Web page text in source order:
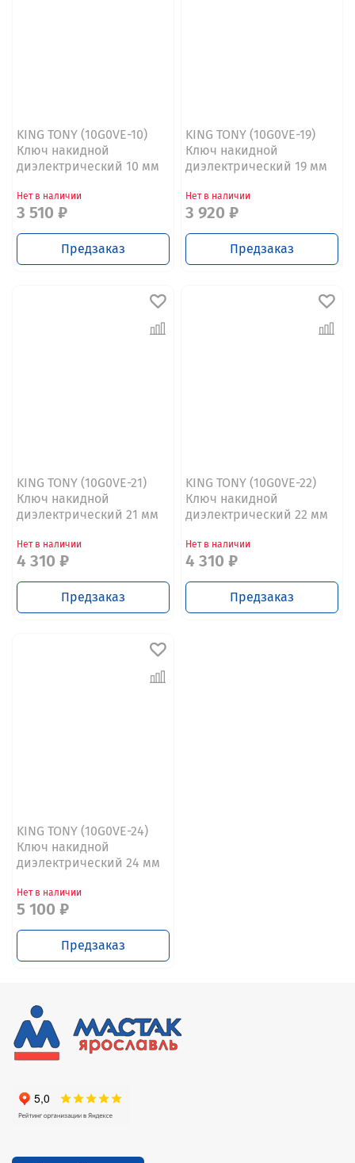
KING TONY (10G0VE-10)
Ключ накидной
диэлектрический 10 мм
Нет в наличии
3 510 ₽
Предзаказ
KING TONY (10G0VE-19)
Ключ накидной
диэлектрический 19 мм
Нет в наличии
3 920 ₽
Предзаказ
KING TONY (10G0VE-21)
Ключ накидной
диэлектрический 21 мм
Нет в наличии
4 310 ₽
Предзаказ
KING TONY (10G0VE-22)
Ключ накидной
диэлектрический 22 мм
Нет в наличии
4 310 ₽
Предзаказ
KING TONY (10G0VE-24)
Ключ накидной
диэлектрический 24 мм
Нет в наличии
5 100 ₽
Предзаказ